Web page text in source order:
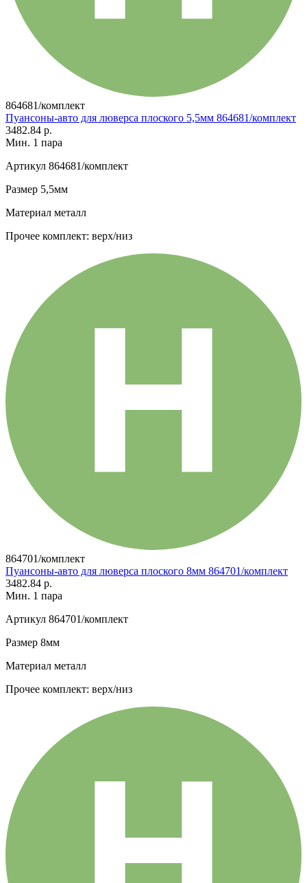
864681/комплект
Пуансоны-авто для люверса плоского 5,5мм 864681/комплект
3482.84 р.
Мин. 1 пара
Артикул 864681/комплект
Размер 5,5мм
Материал металл
Прочее комплект: верх/низ
864701/комплект
Пуансоны-авто для люверса плоского 8мм 864701/комплект
3482.84 р.
Мин. 1 пара
Артикул 864701/комплект
Размер 8мм
Материал металл
Прочее комплект: верх/низ